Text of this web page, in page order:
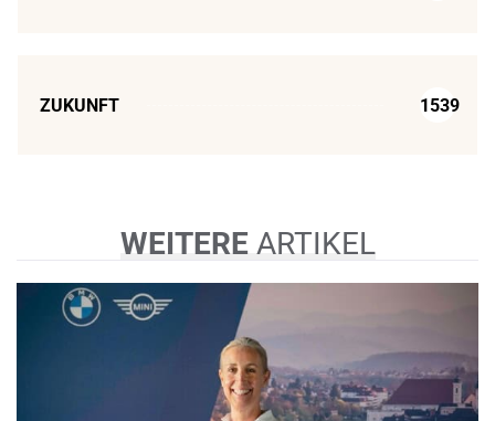
ZUKUNFT 1539
WEITEREARTIKEL